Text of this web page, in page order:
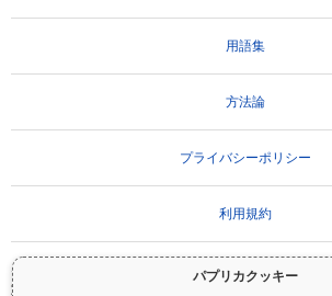
パプリカクッキー
用語集
方法論
プライバシーポリシー
利用規約
重要な免責事項：